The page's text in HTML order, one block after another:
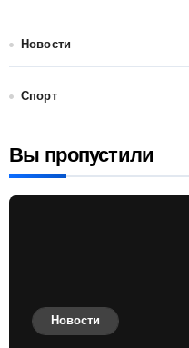
Новости
Спорт
Вы пропустили
Новости